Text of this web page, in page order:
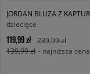
dziecięce
119,99 zł
239,99 zł
139,99 zł - najniższa cena